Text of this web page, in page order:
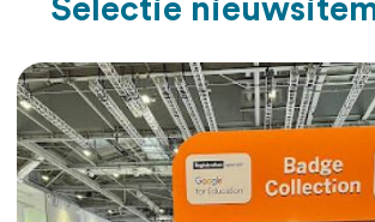
Selectie